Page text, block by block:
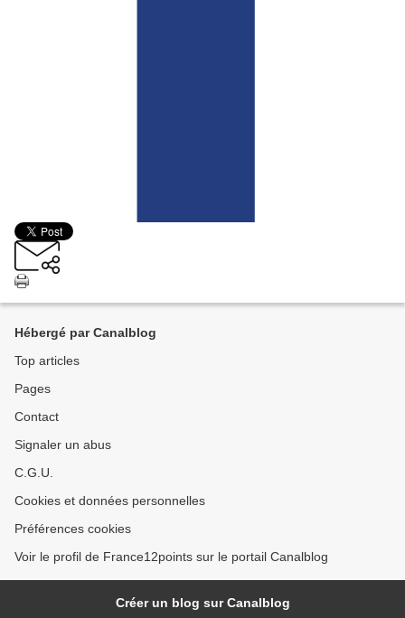
Hébergé par Canalblog
Top articles
Pages
Contact
Signaler un abus
C.G.U.
Cookies et données personnelles
Préférences cookies
Voir le profil de France12points sur le portail Canalblog
Créer un blog sur Canalblog